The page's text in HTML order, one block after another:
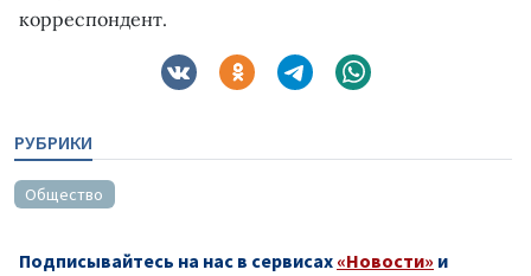
корреспондент.
РУБРИКИ
Общество
Подписывайтесь на нас в сервисах «Новости» и